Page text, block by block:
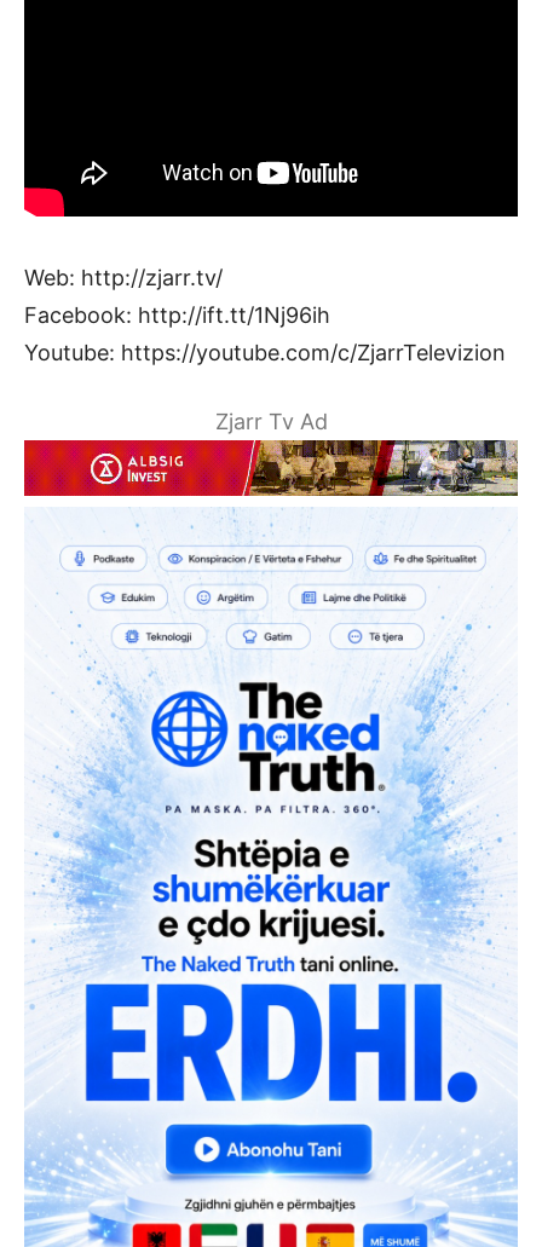
Web: http://zjarr.tv/
Facebook: http://ift.tt/1Nj96ih
Youtube: https://youtube.com/c/ZjarrTelevizion
Zjarr Tv Ad